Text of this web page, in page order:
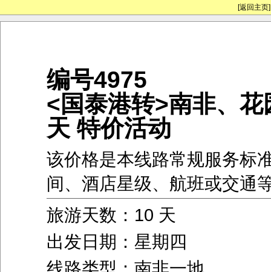
[返回主页]
编号4975
<国泰港转>南非、花
天 特价活动
该价格是本线路常规服务标
间、酒店星级、航班或交通
旅游天数：10 天
出发日期：星期四
线路类型：南非一地